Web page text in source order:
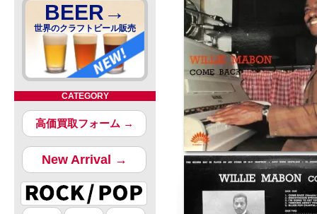
BEER→
世界のクラフトビール販売
CATEGORY
高価買取フォーム →
New Arrival →